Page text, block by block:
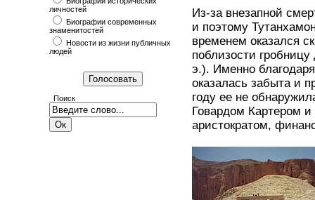
личностей
Биографии современных
знаменитостей
Новости из жизни публичных
людей
Поиск
Из-за внезапной
и поэтому
временем оказался
поблизости
э.). Именно
оказалась забыта и
году ее не
Говардом Картером
аристократом,